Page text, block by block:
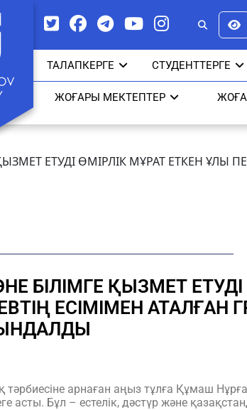
ТАЛАПКЕРГЕ СТУДЕНТТЕРГЕ
ЖОҒАРЫ МЕКТЕПТЕР
ЕТУДІ ӨМІРЛІК МҰРАТ ЕТКЕН ҰЛЫ
БІЛІМГЕ ҚЫЗМЕТ ЕТУДІ
ЕСІМІМЕН АТАЛҒАН
тәрбиесіне арнаған аңыз тұлға Құмаш
Бұл – естелік, дәстүр және